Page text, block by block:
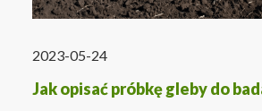
2023-05-24
Jak opisać próbkę gleby do